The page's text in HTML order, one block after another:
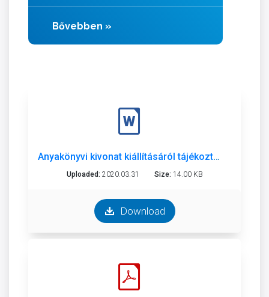
Bővebben »
Anyakönyvi kivonat kiállításáról tájékoztató
Uploaded: 2020.03.31 Size: 14.00 KB
Download